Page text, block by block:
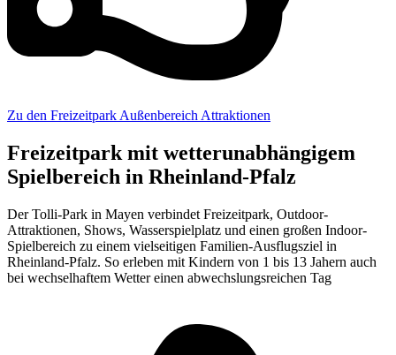
Zu den Freizeitpark Außenbereich Attraktionen
Freizeitpark mit wetterunabhängigem
Spielbereich in Rheinland-Pfalz
Der Tolli-Park in Mayen verbindet Freizeitpark, Outdoor-
Attraktionen, Shows, Wasserspielplatz und einen großen Indoor-
Spielbereich zu einem vielseitigen Familien-Ausflugsziel in
Rheinland-Pfalz. So erleben mit Kindern von 1 bis 13 Jahern auch
bei wechselhaftem Wetter einen abwechslungsreichen Tag